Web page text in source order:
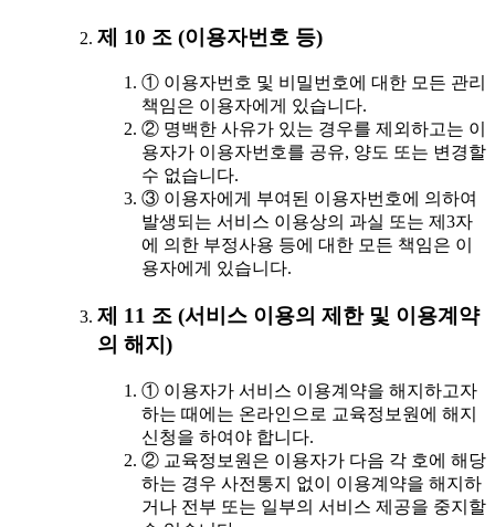
제 10 조 (이용자번호 등)
① 이용자번호 및 비밀번호에 대한 모든 관리
책임은 이용자에게 있습니다.
② 명백한 사유가 있는 경우를 제외하고는 이
용자가 이용자번호를 공유, 양도 또는 변경할
수 없습니다.
③ 이용자에게 부여된 이용자번호에 의하여
발생되는 서비스 이용상의 과실 또는 제3자
에 의한 부정사용 등에 대한 모든 책임은 이
용자에게 있습니다.
제 11 조 (서비스 이용의 제한 및 이용계약
의 해지)
① 이용자가 서비스 이용계약을 해지하고자
하는 때에는 온라인으로 교육정보원에 해지
신청을 하여야 합니다.
② 교육정보원은 이용자가 다음 각 호에 해당
하는 경우 사전통지 없이 이용계약을 해지하
거나 전부 또는 일부의 서비스 제공을 중지할